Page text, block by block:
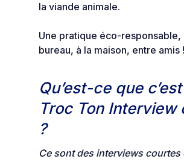
la viande animale.
Une pratique éco-responsable,
bureau, à la maison, entre amis !
Qu’est-ce que
Troc Ton Interview
?
Ce sont des interviews courtes